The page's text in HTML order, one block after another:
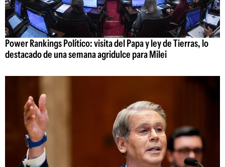
Power Rankings Político: visita del Papa y ley de Tierras, lo
destacado de una semana agridulce para Milei